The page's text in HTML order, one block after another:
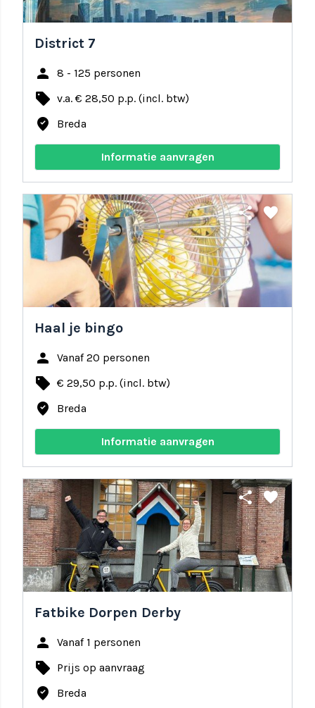
District 7
person 8 - 125 personen
local_offer v.a. € 28,50 p.p. (incl. btw)
where_to_vote Breda
Informatie aanvragen
share favorite
Haal je bingo
person Vanaf 20 personen
local_offer € 29,50 p.p. (incl. btw)
where_to_vote Breda
Informatie aanvragen
share favorite
Fatbike Dorpen Derby
person Vanaf 1 personen
local_offer Prijs op aanvraag
where_to_vote Breda